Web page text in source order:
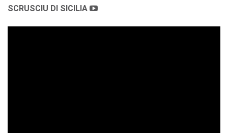
SCRUSCIU DI SICILIA